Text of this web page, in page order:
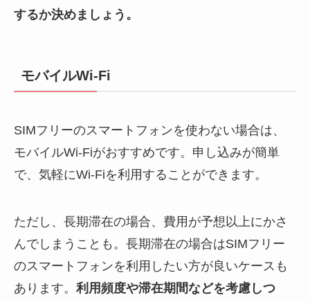
するか決めましょう。
モバイルWi-Fi
SIMフリーのスマートフォンを使わない場合は、
モバイルWi-Fiがおすすめです。申し込みが簡単
で、気軽にWi-Fiを利用することができます。
ただし、長期滞在の場合、費用が予想以上にかさ
んでしまうことも。長期滞在の場合はSIMフリー
のスマートフォンを利用したい方が良いケースも
あります。 利用頻度や滞在期間などを考慮しつ